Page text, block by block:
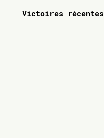
Victoires récentes